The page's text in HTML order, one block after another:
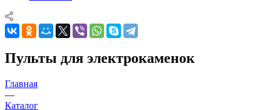
Пульты для электрокаменок
Главная
—
Каталог